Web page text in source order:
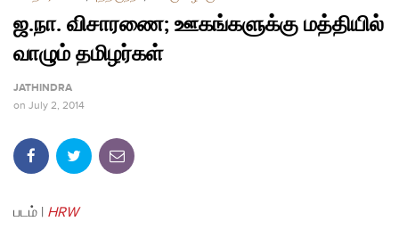
ஜ.நா. விசாரணை; ஊகங்களுக்கு மத்தியில்
வாழும் தமிழர்கள்
JATHINDRA
on July 2, 2014
படம் | HRW